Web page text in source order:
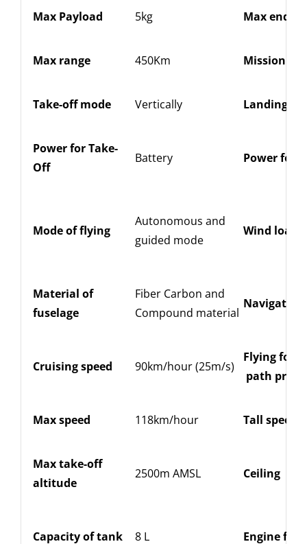
Max Payload 5kg Max
Max range 450Km Mission
Take-off mode Vertically Landing
Power for Take-
Off
Battery Power for
Mode of flying
Autonomous and
guided mode
Wind load
Material of
fuselage
Fiber Carbon and
Compound material
Navigation
Cruising speed 90km/hour(25m/s)
Flying
path
Max speed 118km/hour Tall speed
Max take-off
altitude
2500m AMSL Ceiling
Capacity of tank 8 L Engine for